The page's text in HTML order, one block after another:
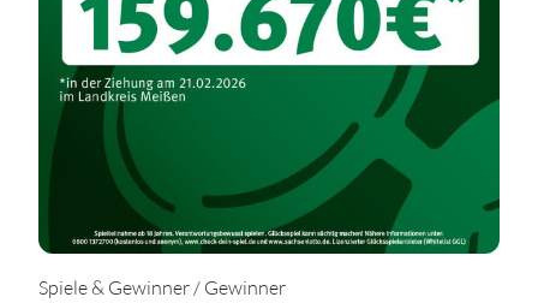
Spiele & Gewinner / Gewinner